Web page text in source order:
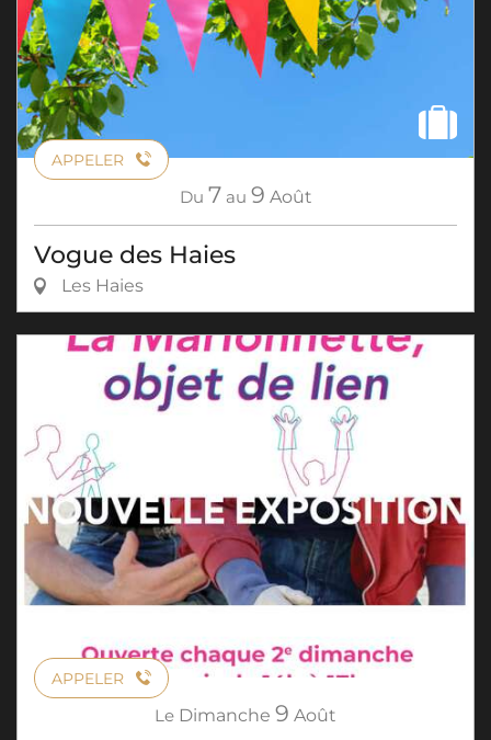
APPELER
Du 7 au 9 Août
Vogue des Haies
Les Haies
APPELER
Le Dimanche 9 Août